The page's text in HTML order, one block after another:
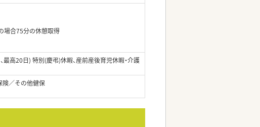
場合75分の休憩取得
高20日) 特別(慶弔)休暇、産前産後育児休暇・介護
険／その他健保